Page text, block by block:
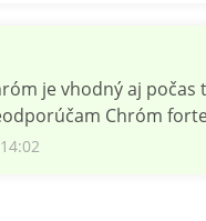
je vhodný aj
Chróm